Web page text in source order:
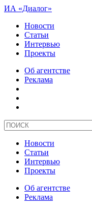
ИА «Диалог»
Новости
Статьи
Интервью
Проекты
Об агентстве
Реклама
Новости
Статьи
Интервью
Проекты
Об агентстве
Реклама